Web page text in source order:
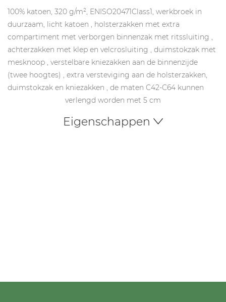
100% katoen, 320 g/m², ENISO20471Class1, werkbroek in
duurzaam, licht katoen , holsterzakken met extra
compartiment met verborgen binnenzak met ritssluiting ,
achterzakken met klep en velcrosluiting , duimstokzak met
mesknoop , verstelbare kniezakken aan de binnenzijde
(twee hoogtes) , extra versteviging aan de holsterzakken,
duimstokzak en kniezakken , de maten C42-C64 kunnen
verlengd worden met 5 cm
Eigenschappen